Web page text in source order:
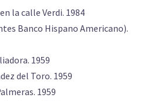
la calle Verdi. 1984
Banco Hispano Americano).
1959
del Toro. 1959
1959